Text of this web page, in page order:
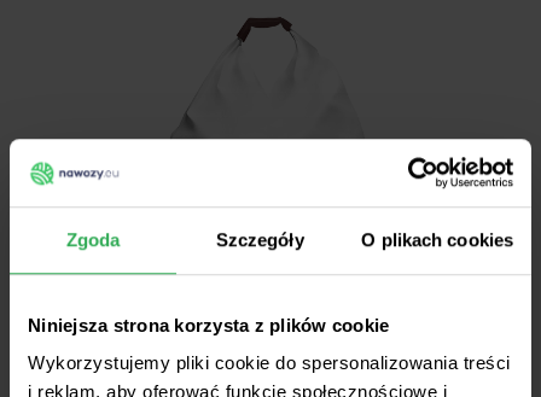
Zgoda Szczegóły O plikach cookies
Niniejsza strona korzysta z plików cookie
Wykorzystujemy pliki cookie do spersonalizowania treści
i reklam, aby oferować funkcje społecznościowe i